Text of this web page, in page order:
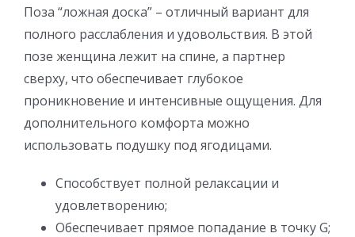
Поза “ложная доска” – отличный вариант для
полного расслабления и удовольствия. В этой
позе женщина лежит на спине, а партнер
сверху, что обеспечивает глубокое
проникновение и интенсивные ощущения. Для
дополнительного комфорта можно
использовать подушку под ягодицами.
Способствует полной релаксации и
удовлетворению;
Обеспечивает прямое попадание в точку G;